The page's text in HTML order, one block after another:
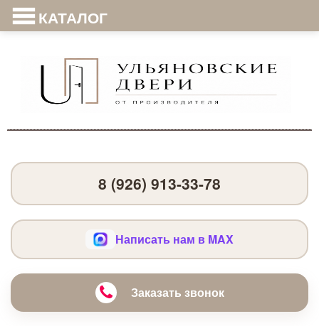
КАТАЛОГ
8 (926) 913-33-78
Написать нам в MAX
Заказать звонок